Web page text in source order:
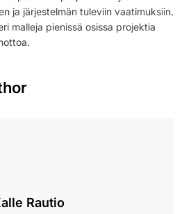
ja järjestelmän tuleviin vaatimuksiin.
malleja pienissä osissa projektia
Rautio